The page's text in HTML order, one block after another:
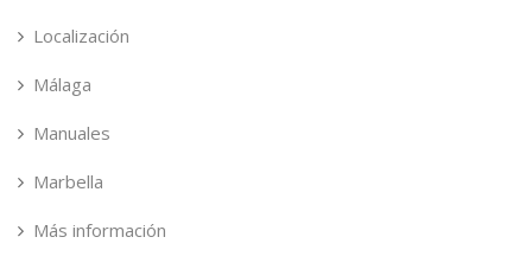
Localización
Málaga
Manuales
Marbella
Más información